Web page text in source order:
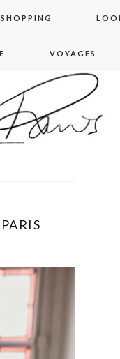
SHOPPING
VOYAGES